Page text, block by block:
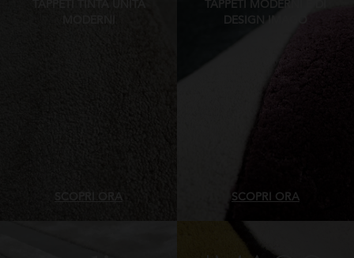
SCOPRI ORA
TAPPETI MODERNI E DI
DESIGN IMAGO
SCOPRI ORA